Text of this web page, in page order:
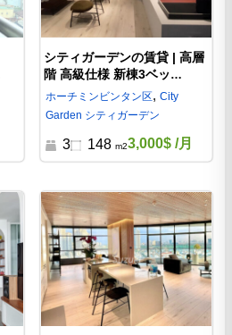
シティガーデンの賃貸 | 高層
階 高級仕様 新棟3ベッ
ド-3000USD【動画】
ホーチミン ビンタン区, City
Garden シティガーデン
3 148 m23,000$ /月